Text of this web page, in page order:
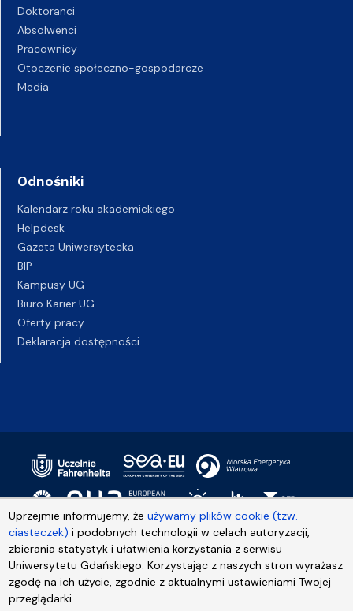
Uprzejmie informujemy, żeużywamy plików cookie (tzw.
ciasteczek) i podobnych technologii w celach autoryzacji,
zbierania statystyk i ułatwienia korzystania z serwisu
Uniwersytetu Gdańskiego. Korzystając z naszych stron wyrażasz
zgodę na ich użycie, zgodnie z aktualnymi ustawieniami Twojej
przeglądarki.
Doktoranci
Absolwenci
Pracownicy
Otoczenie społeczno-gospodarcze
Media
Odnośniki
Kalendarz roku akademickiego
Helpdesk
Gazeta Uniwersytecka
BIP
Kampusy UG
Biuro Karier UG
Oferty pracy
Deklaracja dostępności